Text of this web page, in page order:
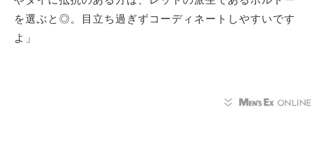
を選ぶと◎。目立ち過ぎずコーディネートしやすいです
よ」